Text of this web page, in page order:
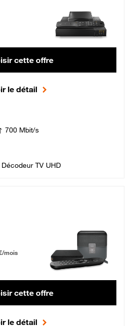
cette offre
le détail
700 Mbit/s
TV UHD
Fibre
puis 42,99 € par mois, Engagement 12 mois
mois
cette offre
le détail